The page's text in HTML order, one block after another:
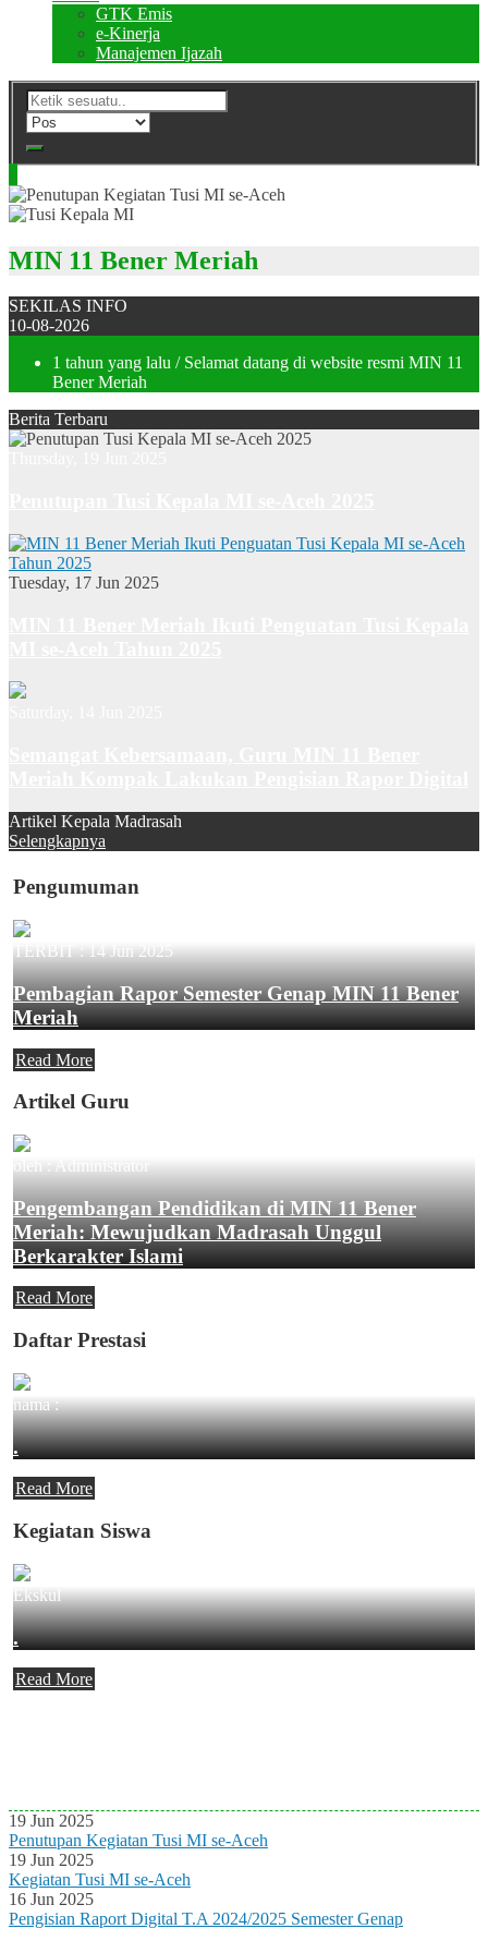
GTK Emis
e-Kinerja
Manajemen Ijazah
MIN 11 Bener Meriah
SEKILAS INFO
10-08-2026
1 tahun yang lalu / Selamat datang di website resmi MIN 11
Bener Meriah
Berita Terbaru
Tuesday, 17 Jun 2025
Artikel Kepala Madrasah
Selengkapnya
Pengumuman
TERBIT :14 Jun 2025
Pembagian Rapor Semester Genap MIN 11 Bener
Meriah
Read More
Artikel Guru
oleh : Administrator
Pengembangan Pendidikan di MIN 11 Bener
Meriah: Mewujudkan Madrasah Unggul
Berkarakter Islami
Read More
Daftar Prestasi
nama :
.
Read More
Kegiatan Siswa
Ekskul
.
Read More
19 Jun 2025
Penutupan Kegiatan Tusi MI se-Aceh
19 Jun 2025
Kegiatan Tusi MI se-Aceh
16 Jun 2025
Pengisian Raport Digital T.A 2024/2025 Semester Genap